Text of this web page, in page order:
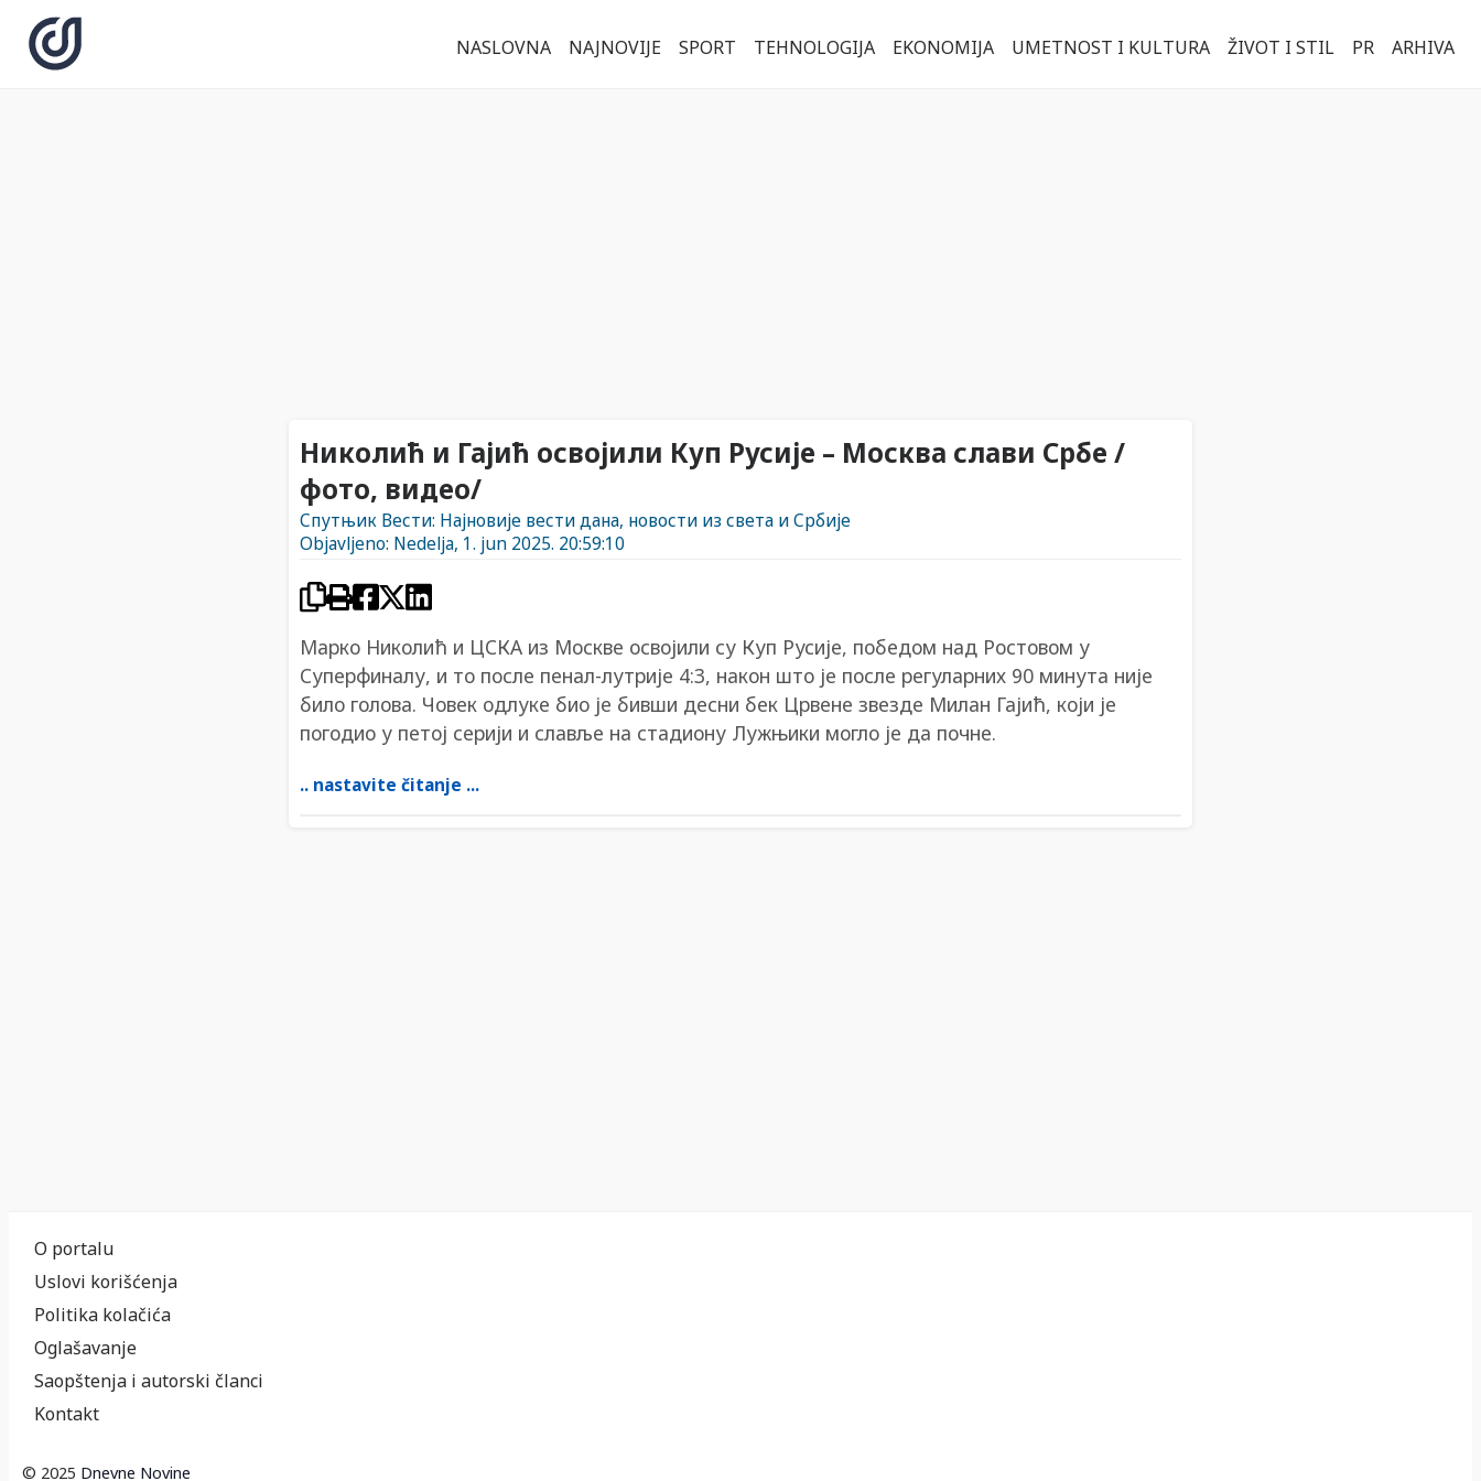
NASLOVNA NAJNOVIJE SPORT TEHNOLOGIJA EKONOMIJA UMETNOST I KULTURA ŽIVOT I STIL PR ARHIVA
Николић и Гајић освојили Куп Русије – Москва слави Србе /
фото, видео/
Спутњик Вести: Најновије вести дана, новости из света и Србије
Objavljeno: Nedelja, 1. jun 2025. 20:59:10
Марко Николић и ЦСКА из Москве освојили су Куп Русије, победом над Ростовом у
Суперфиналу, и то после пенал-лутрије 4:3, након што је после регуларних 90 минута није
било голова. Човек одлуке био је бивши десни бек Црвене звезде Милан Гајић, који је
погодио у петој серији и славље на стадиону Лужњики могло је да почне.
.. nastavite čitanje ...
O portalu
Uslovi korišćenja
Politika kolačića
Oglašavanje
Saopštenja i autorski članci
Kontakt
© 2025 Dnevne Novine